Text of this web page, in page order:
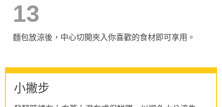
13
麵包放涼後，中心切開夾入你喜歡的食材即可享用。
小撇步